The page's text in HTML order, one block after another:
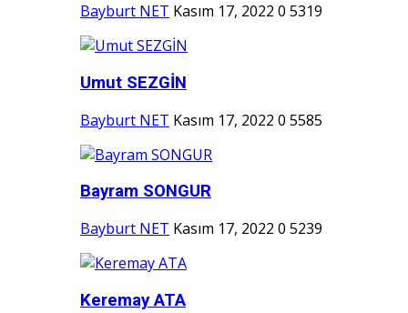
Bayburt NET Kasım 17, 2022 0 5319
Umut SEZGİN
Bayburt NET Kasım 17, 2022 0 5585
Bayram SONGUR
Bayburt NET Kasım 17, 2022 0 5239
Keremay ATA